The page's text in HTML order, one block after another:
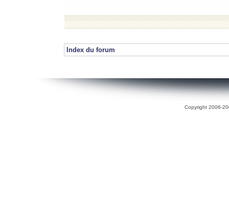
Index du forum
Copyright 2006-